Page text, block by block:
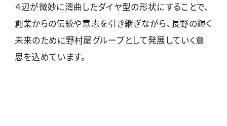
４辺が微妙に湾曲したダイヤ型の形状にすることで、
創業からの伝統や意志を引き継ぎながら、長野の輝く
未来のために野村屋グループとして発展していく意
思を込めています。